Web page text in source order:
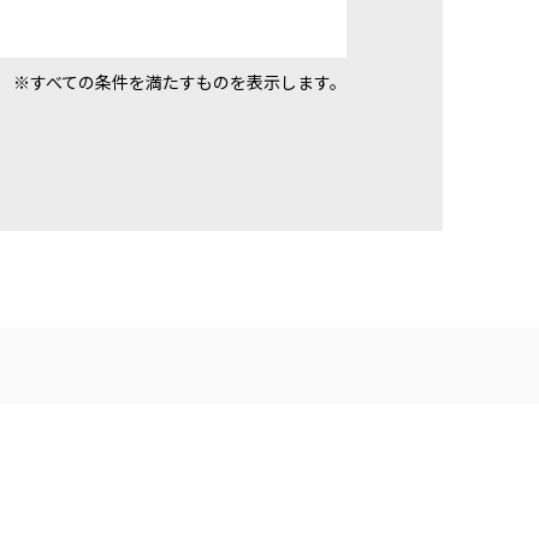
※すべての条件を満たすものを表示します。